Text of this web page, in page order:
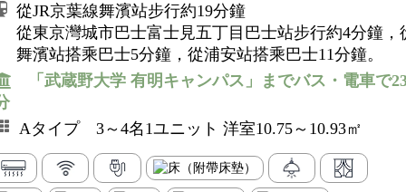
從JR京葉線舞濱站步行約19分鐘
從東京灣城市巴士富士見五丁目巴士站步行約4分鐘，
舞濱站搭乘巴士5分鐘，從浦安站搭乘巴士11分鐘。
「武蔵野大学 有明キャンパス」までバス・電車で
Aタイプ 3～4名1ユニット 洋室10.75～10.93㎡